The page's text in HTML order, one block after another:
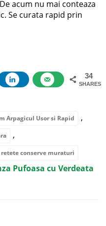
acum nu mai conteaza
Se curata rapid prin
34
SHARES
Arpagicul Usor si Rapid ,
,
retete conserve muraturi
Pufoasa cu Verdeata